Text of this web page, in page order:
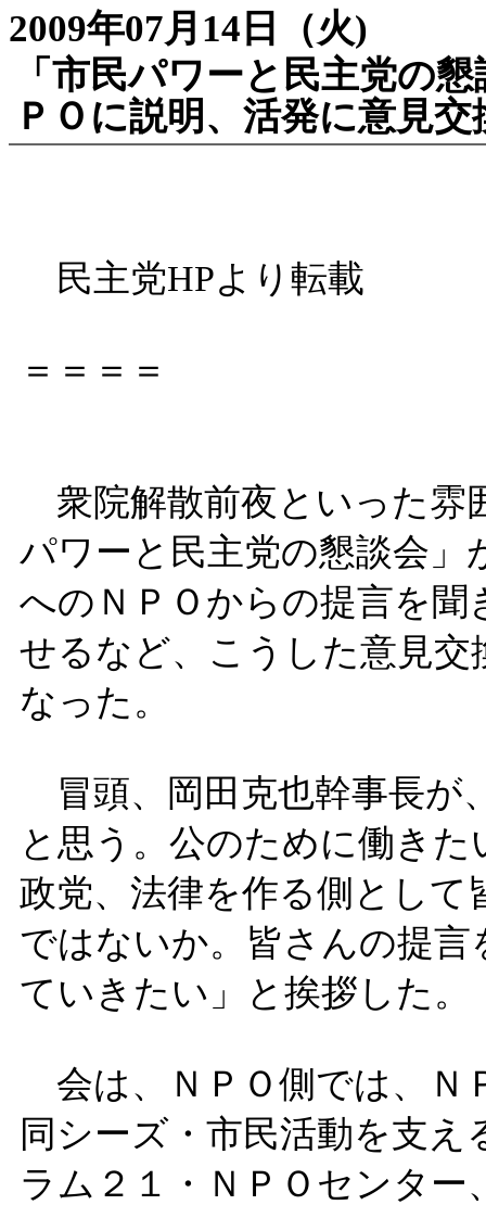
2009年07月14日（火)
「市民パワーと民主党の
ＰＯに説明、活発に意見
民主党HPより転載
＝＝＝＝
衆院解散前夜といった雰
パワーと民主党の懇談会」
へのＮＰＯからの提言を
せるなど、こうした意見
なった。
冒頭、岡田克也幹事長が
と思う。公のために働き
政党、法律を作る側とし
ではないか。皆さんの提
ていきたい」と挨拶した。
会は、ＮＰＯ側では、Ｎ
同シーズ・市民活動を支
ラム２１・ＮＰＯセンタ